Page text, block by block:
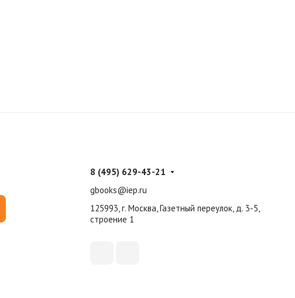
8 (495) 629-43-21
gbooks@iep.ru
125993, г. Москва, Газетный переулок, д. 3-5,
строение 1